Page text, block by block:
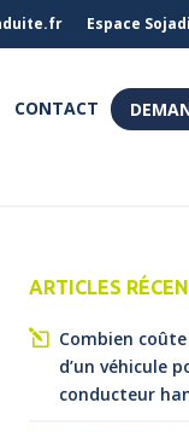
Espace
CONTACT
ARTICLES
Combien
d’un véhicule
conducteur